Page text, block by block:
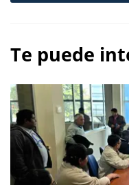
Te puede